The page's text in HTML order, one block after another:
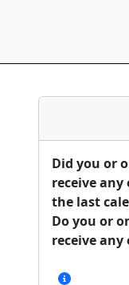
Did you or
receive
the last
Do you or
receive